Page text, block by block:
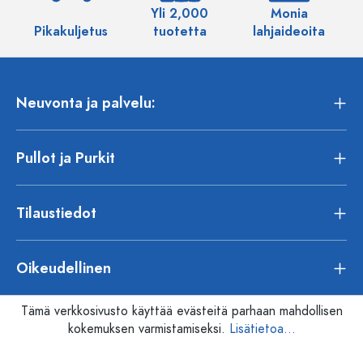
Pikakuljetus
Yli 2,000
tuotetta
Monia
lahjaideoita
Neuvonta ja palvelu:
Pullot ja Purkit
Tilaustiedot
Oikeudellinen
Tämä verkkosivusto käyttää evästeitä parhaan mahdollisen
kokemuksen varmistamiseksi. Lisätietoa...